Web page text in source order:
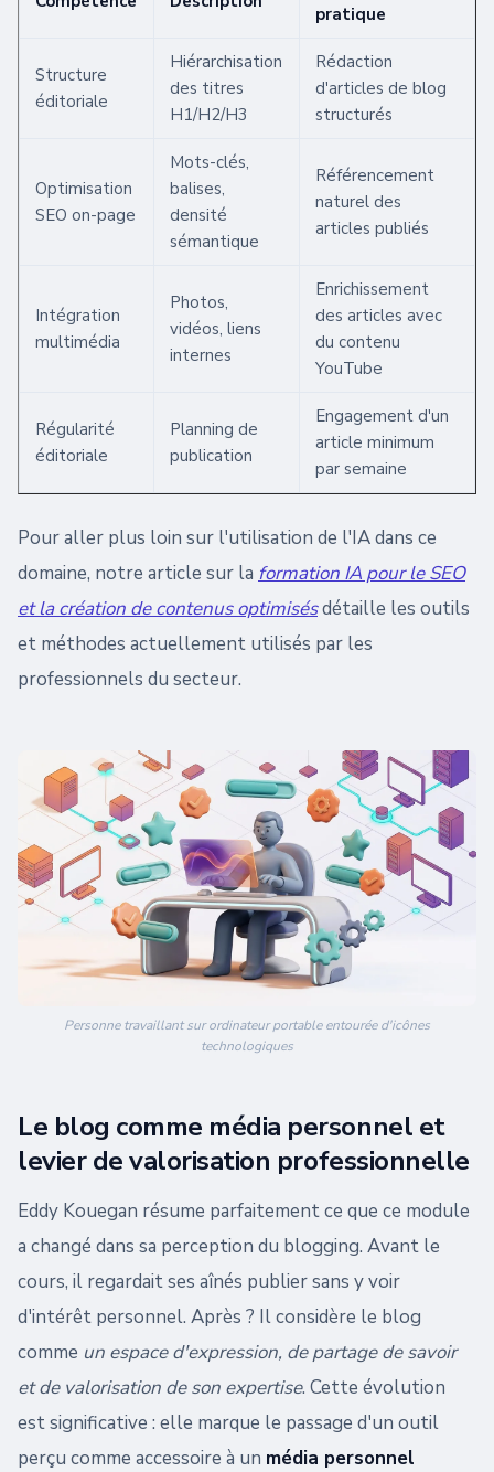
pratique
Structure
éditoriale
Hiérarchisation
des titres
H1/H2/H3
Rédaction
d'articles de blog
structurés
Optimisation
SEO on-page
Mots-clés,
balises,
densité
sémantique
Référencement
naturel des
articles publiés
Intégration
multimédia
Photos,
vidéos, liens
internes
Enrichissement
des articles avec
du contenu
YouTube
Régularité
éditoriale
Planning de
publication
Engagement d'un
article minimum
par semaine
Pour aller plus loin sur l'utilisation de l'IA dans ce
domaine, notre article sur la formation IA pour le SEO
et la création de contenus optimisésdétaille les outils
et méthodes actuellement utilisés par les
professionnels du secteur.
Personne travaillant sur ordinateur portable entourée d'icônes
technologiques
Le blog comme média personnel et
levier de valorisation professionnelle
Eddy Kouegan résume parfaitement ce que ce module
a changé dans sa perception du blogging. Avant le
cours, il regardait ses aînés publier sans y voir
d'intérêt personnel. Après ? Il considère le blog
comme un espace d'expression, de partage de savoir
et de valorisation de son expertise. Cette évolution
est significative : elle marque le passage d'un outil
perçu comme accessoire à un média personnel